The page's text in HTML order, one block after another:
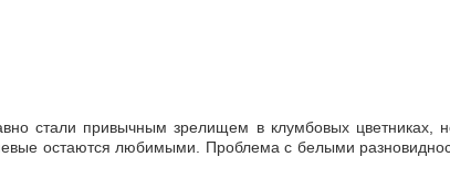
стали привычным зрелищем в клумбовых цветниках,
остаются любимыми. Проблема с белыми